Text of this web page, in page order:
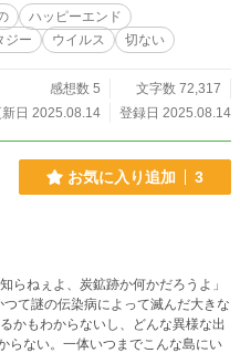
奈良に迫っていた。狂猫病に感染し
は高度な知能と抜群の運動神経を持
後十年を過ぎれば、猫化が進行し、
、奈良の鹿人間軍
成提督は、兵法の天才であり、あり
に不利であり、その戦いは壮絶を極
帥、化猫(バケねこ）大帝を討ち取る
め、鹿人間軍は、最後の掃討作戦を
描いた壮大な時代錯誤小説である。
ハッピーエンド
ジー ウイルス 切ない
感想数 5
文字数 72,317
日 2025.08.14
登録日 2025.08.14
お気に入り追加 3
らねぇよ、炭鉱跡か何かだろうよ」
て謎の伝染病によって滅んだ大きな
かもわからないし、どんな異様な出
らない。一体いつまでこんな島にい